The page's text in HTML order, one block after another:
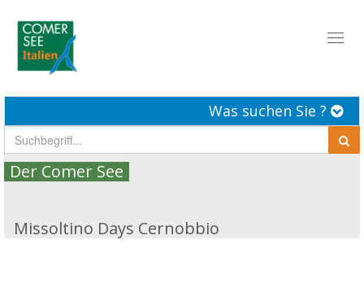
Was suchen Sie ?
Der Comer See
Missoltino Days Cernobbio